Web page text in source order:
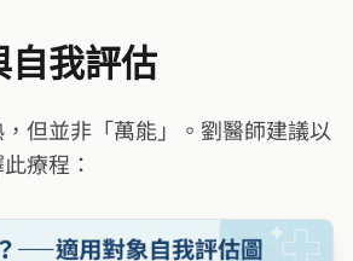
自我評估
但並非「萬能」。劉醫師建議以
療程：